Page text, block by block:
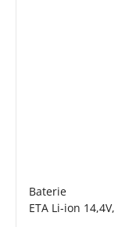
Baterie
ETA Li-ion